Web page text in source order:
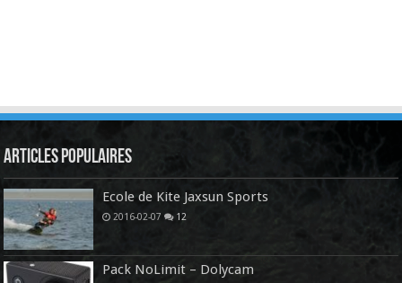
Articles Populaires
Ecole de Kite Jaxsun Sports
2016-02-07 12
Pack NoLimit – Dolycam